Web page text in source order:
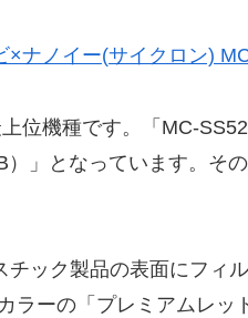
ナノイー(サイクロン)
位機種です。「MC-
」となっています。そ
ック製品の表面にフィ
ラーの「プレミアムレッ